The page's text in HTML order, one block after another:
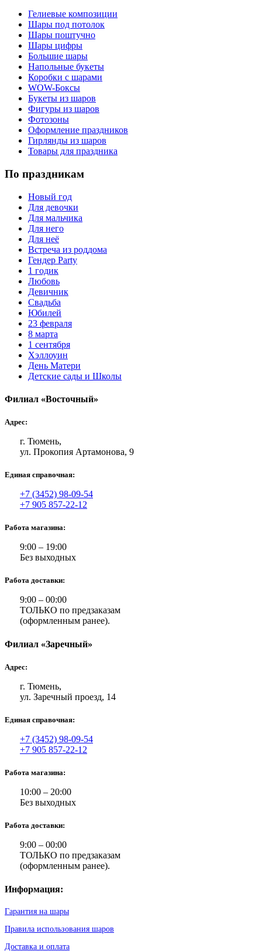
Гелиевые композиции
Шары под потолок
Шары поштучно
Шары цифры
Большие шары
Напольные букеты
Коробки с шарами
WOW-Боксы
Букеты из шаров
Фигуры из шаров
Фотозоны
Оформление праздников
Гирлянды из шаров
Товары для праздника
По праздникам
Новый год
Для девочки
Для мальчика
Для него
Для неё
Встреча из роддома
Гендер Party
1 годик
Любовь
Девичник
Свадьба
Юбилей
23 февраля
8 марта
1 сентября
Хэллоуин
День Матери
Детские сады и Школы
Филиал «Восточный»
Адрес:
г. Тюмень,
ул. Прокопия Артамонова, 9
Единая справочная:
+7 (3452) 98-09-54
+7 905 857-22-12
Работа магазина:
9:00 – 19:00
Без выходных
Работа доставки:
9:00 – 00:00
ТОЛЬКО по предзаказам
(оформленным ранее).
Филиал «Заречный»
Адрес:
г. Тюмень,
ул. Заречный проезд, 14
Единая справочная:
+7 (3452) 98-09-54
+7 905 857-22-12
Работа магазина:
10:00 – 20:00
Без выходных
Работа доставки:
9:00 – 00:00
ТОЛЬКО по предзаказам
(оформленным ранее).
Информация:
Гарантия на шары
Правила использования шаров
Доставка и оплата